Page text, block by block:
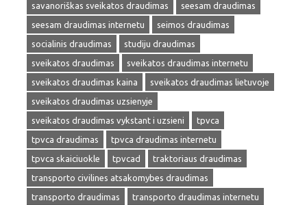
savanoriškas sveikatos draudimas
seesam draudimas
seesam draudimas internetu
seimos draudimas
socialinis draudimas
studiju draudimas
sveikatos draudimas
sveikatos draudimas internetu
sveikatos draudimas kaina
sveikatos draudimas lietuvoje
sveikatos draudimas uzsienyje
sveikatos draudimas vykstant i uzsieni
tpvca
tpvca draudimas
tpvca draudimas internetu
tpvca skaiciuokle
tpvcad
traktoriaus draudimas
transporto civilines atsakomybes draudimas
transporto draudimas
transporto draudimas internetu